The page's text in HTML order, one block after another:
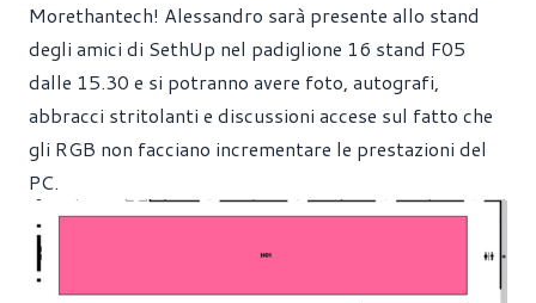
Morethantech! Alessandro sarà presente allo stand
degli amici di SethUp nel padiglione 16 stand F05
dalle 15.30 e si potranno avere foto, autografi,
abbracci stritolanti e discussioni accese sul fatto che
gli RGB non facciano incrementare le prestazioni del
PC.